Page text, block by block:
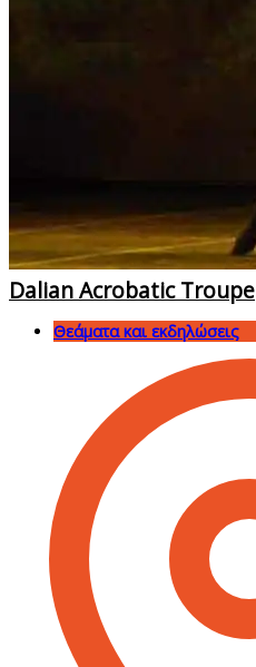
Dalian Acrobatic Troupe
Θεάματα και εκδηλώσεις